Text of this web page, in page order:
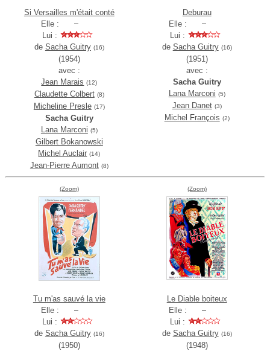
Si Versailles m'était conté
Elle :
Lui :
de Sacha Guitry (16)
(1954)
avec :
Jean Marais (12)
Claudette Colbert (8)
Micheline Presle (17)
Sacha Guitry
Lana Marconi (5)
Gilbert Bokanowski
Michel Auclair (14)
Jean-Pierre Aumont (8)
Deburau
Elle :
Lui :
de Sacha Guitry (16)
(1951)
avec :
Sacha Guitry
Lana Marconi (5)
Jean Danet (3)
Michel François (2)
(Zoom)
Tu m'as sauvé la vie
Elle :
Lui :
de Sacha Guitry (16)
(1950)
(Zoom)
Le Diable boiteux
Elle :
Lui :
de Sacha Guitry (16)
(1948)